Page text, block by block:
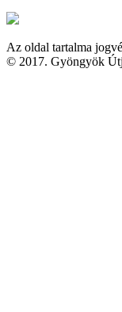
Az oldal tartalma
© 2017. Gyöngyök